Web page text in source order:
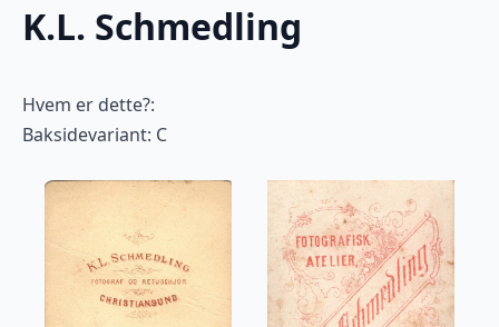
K.L. Schmedling
Hvem er dette?:
Baksidevariant: C